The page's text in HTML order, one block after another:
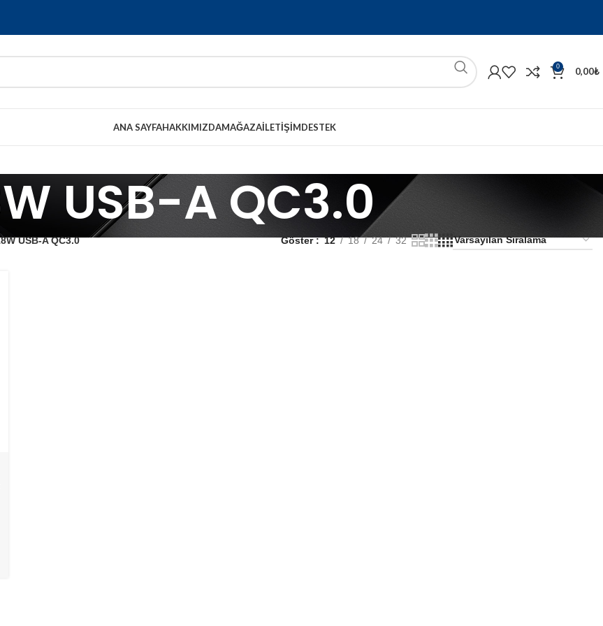
0 0,00₺
ANA SAYFAHAKKIMIZDAMAĞAZAİLETIŞIMDESTEK
USB-A QC3.0
USB-A QC3.0 Göster 12 18 24 32